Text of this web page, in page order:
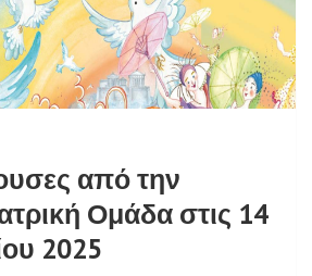
από την
Ομάδα στις 14
2025